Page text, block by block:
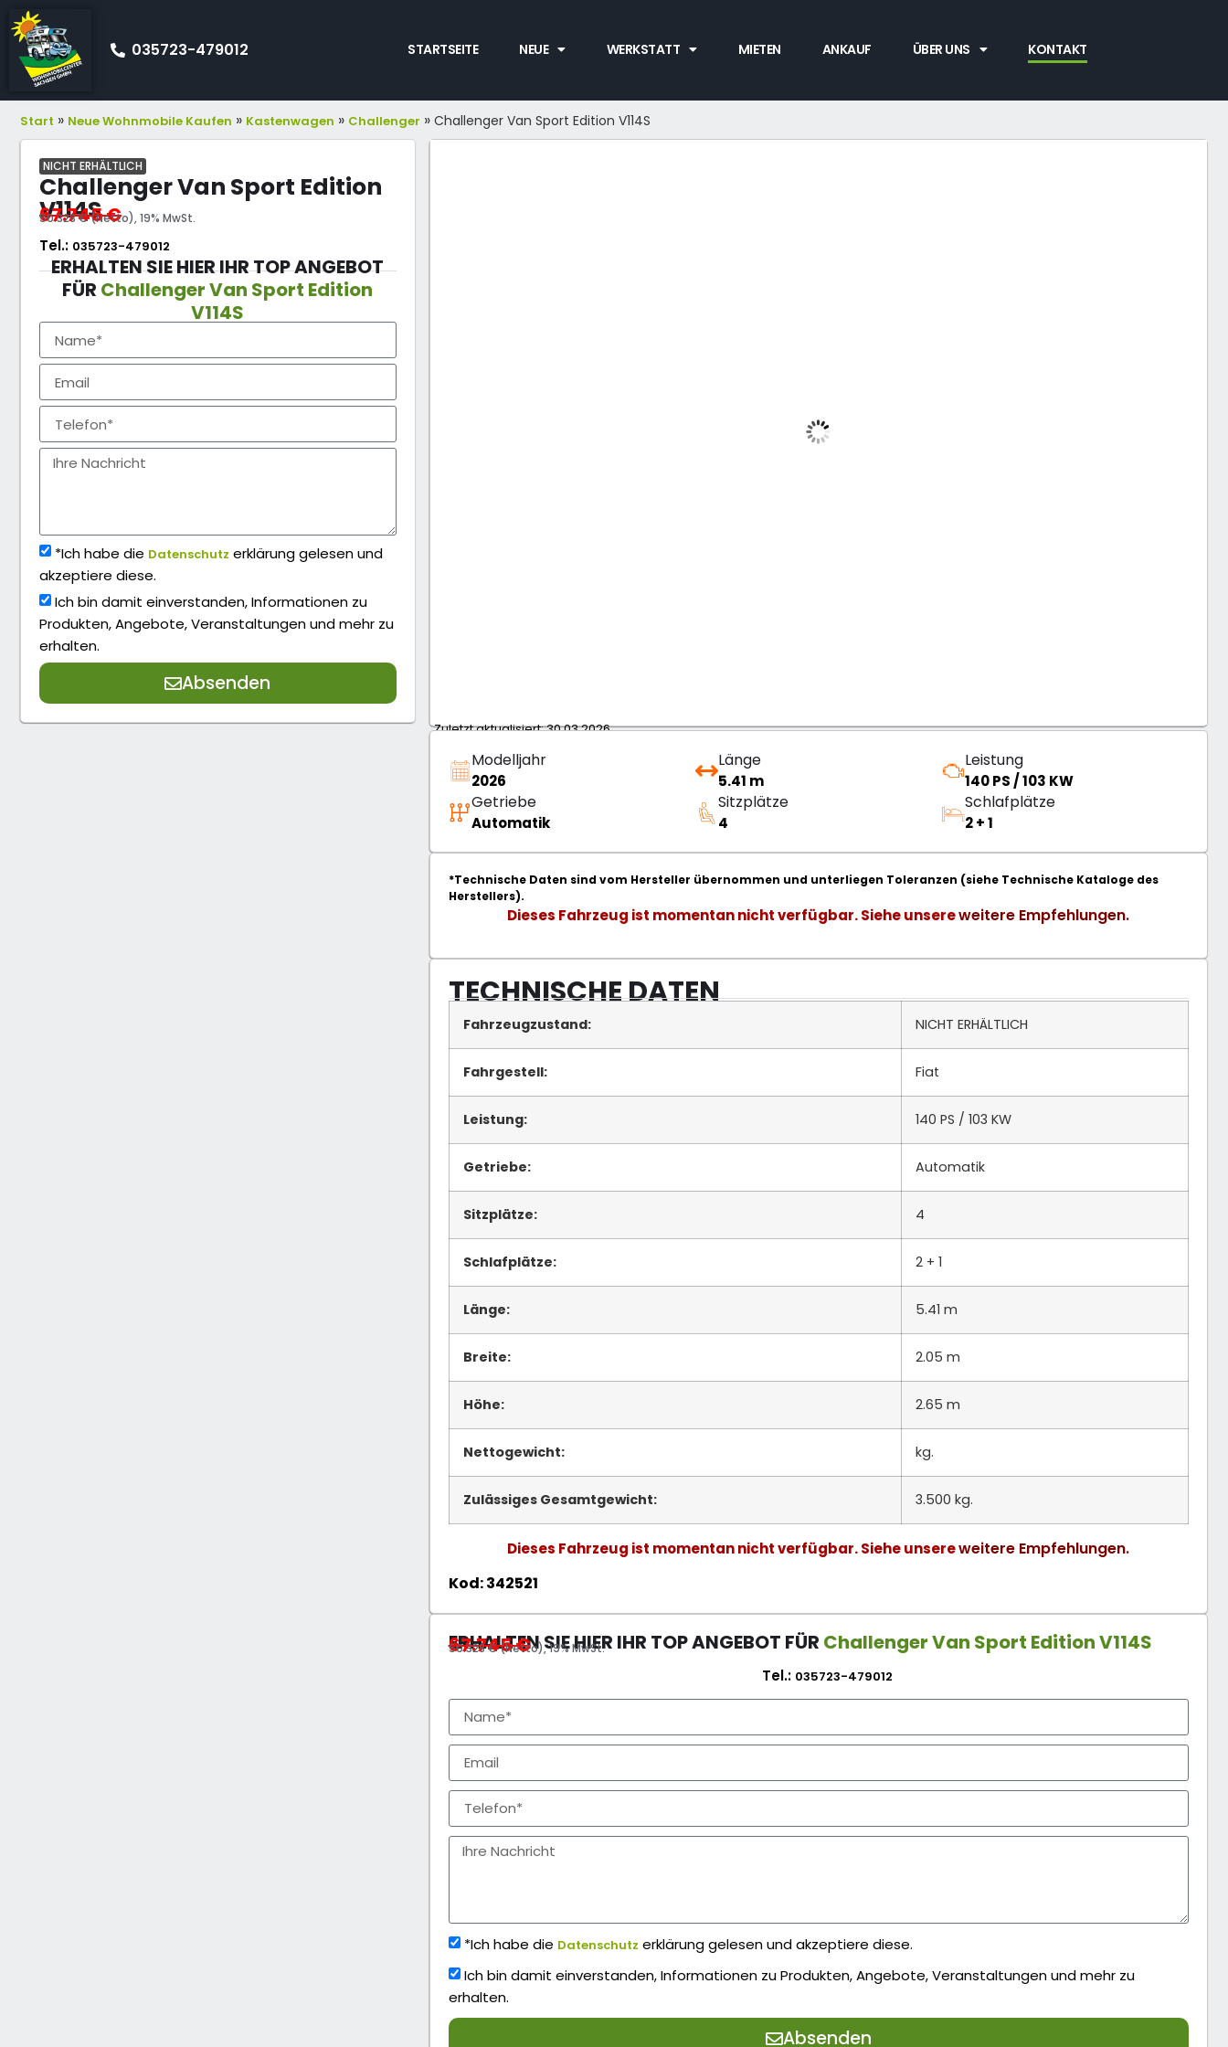
035723-479012 STARTSEITE NEUE WERKSTATT MIETEN ANKAUF ÜBER UNS KONTAKT
Start » Neue Wohnmobile Kaufen » Kastenwagen » Challenger » Challenger Van Sport Edition V114S
NICHT ERHÄLTLICH
Challenger Van Sport Edition
V114S
67.745€
50.328 € (Netto), 19% MwSt.
Tel.: 035723-479012
ERHALTEN SIE HIER IHR TOP ANGEBOT
FÜR Challenger Van Sport Edition
V114S
*Ich habe die Datenschutz erklärung gelesen und
akzeptiere diese.
Ich bin damit einverstanden, Informationen zu
Produkten, Angebote, Veranstaltungen und mehr zu
erhalten.
Absenden
Zuletzt aktualisiert: 30.03.2026
Modelljahr
2026
Länge
5.41 m
Leistung
140 PS / 103 KW
Getriebe
Automatik
Sitzplätze
4
Schlafplätze
2 + 1
*Technische Daten sind vom Hersteller übernommen und unterliegen Toleranzen (siehe Technische Kataloge des
Herstellers).
Dieses Fahrzeug ist momentan nicht verfügbar. Siehe unsereweitere Empfehlungen.
TECHNISCHE DATEN
Fahrzeugzustand: NICHT ERHÄLTLICH
Fahrgestell: Fiat
Leistung: 140 PS / 103 KW
Getriebe: Automatik
Sitzplätze: 4
Schlafplätze: 2 + 1
Länge: 5.41 m
Breite: 2.05 m
Höhe: 2.65 m
Nettogewicht: kg.
Zulässiges Gesamtgewicht: 3.500 kg.
Dieses Fahrzeug ist momentan nicht verfügbar. Siehe unsereweitere Empfehlungen.
Kod: 342521
ERHALTEN SIE HIER IHR TOP ANGEBOT FÜR Challenger Van Sport Edition V114S
67.745€
50.328 € (Netto), 19% MwSt.
Tel.: 035723-479012
*Ich habe die Datenschutz erklärung gelesen und akzeptiere diese.
Ich bin damit einverstanden, Informationen zu Produkten, Angebote, Veranstaltungen und mehr zu
erhalten.
Absenden